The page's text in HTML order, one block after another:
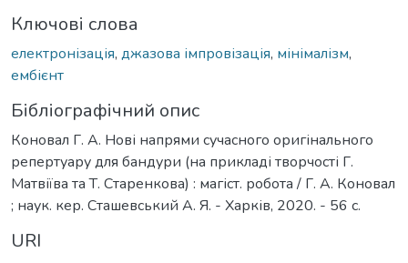
Ключові слова
електронізація, джазова імпровізація, мінімалізм,
ембієнт
Бібліографічний опис
Коновал Г. А. Нові напрями сучасного оригінального
репертуару для бандури (на прикладі творчості Г.
Матвіїва та Т. Старенкова) : магіст. робота / Г. А. Коновал
; наук. кер. Сташевський А. Я. - Харків, 2020. - 56 с.
URI